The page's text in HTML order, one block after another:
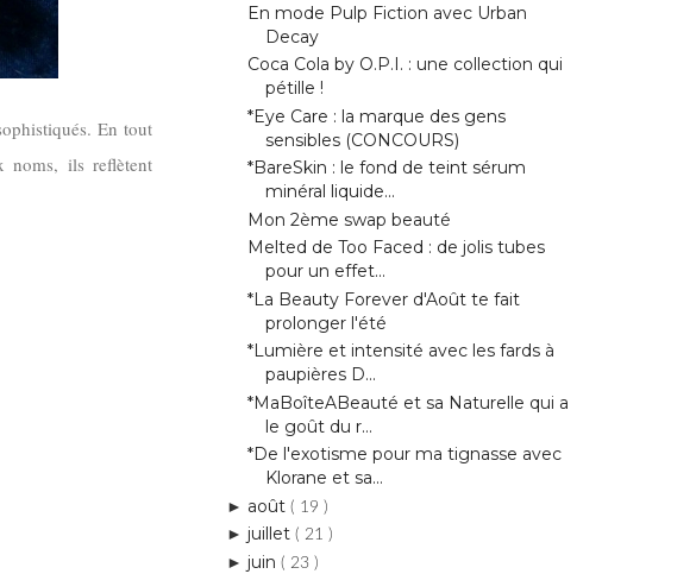
En tout
noms, ils reflètent
En mode Pulp Fiction avec Urban
Decay
Coca Cola by O.P.I. : une collection qui
pétille !
*Eye Care : la marque des gens
sensibles (CONCOURS)
*BareSkin : le fond de teint sérum
minéral liquide...
Mon 2ème swap beauté
Melted de Too Faced : de jolis tubes
pour un effet...
*La Beauty Forever d'Août te fait
prolonger l'été
*Lumière et intensité avec les fards à
paupières D...
*MaBoîteABeauté et sa Naturelle qui a
le goût du r...
*De l'exotisme pour ma tignasse avec
Klorane et sa...
► août ( 19 )
► juillet ( 21 )
► juin ( 23 )